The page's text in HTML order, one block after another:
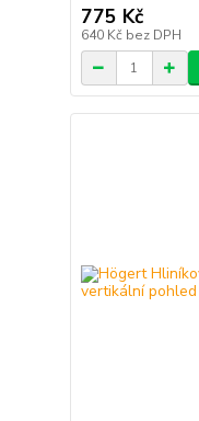
775 Kč
640 Kč bez DPH